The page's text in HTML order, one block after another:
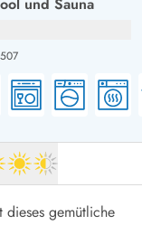
von 5
dieses gemütliche